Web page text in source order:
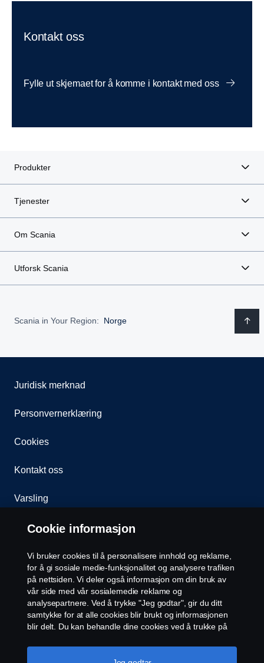
Kontakt oss
Fylle ut skjemaet for å komme i kontakt med oss
Produkter
Tjenester
Om Scania
Utforsk Scania
Scania in Your Region: Norge
Juridisk merknad
Personvernerklæring
Cookies
Kontakt oss
Varsling
Åpenhetsloven
Etiske retningslinjer for leverandører
Cookie-innstillinger
Cookie informasjon
Vi bruker cookies til å personalisere innhold og reklame,
for å gi sosiale medie-funksjonalitet og analysere trafiken
på nettsiden. Vi deler også informasjon om din bruk av
vår side med vår sosialemedie reklame og
analysepartnere. Ved å trykke "Jeg godtar", gir du ditt
samtykke for at alle cookies blir brukt og informasjonen
blir delt. Du kan behandle dine cookies ved å trukke på
en mer detaljert forklaring hvordan vi bruker cookies,